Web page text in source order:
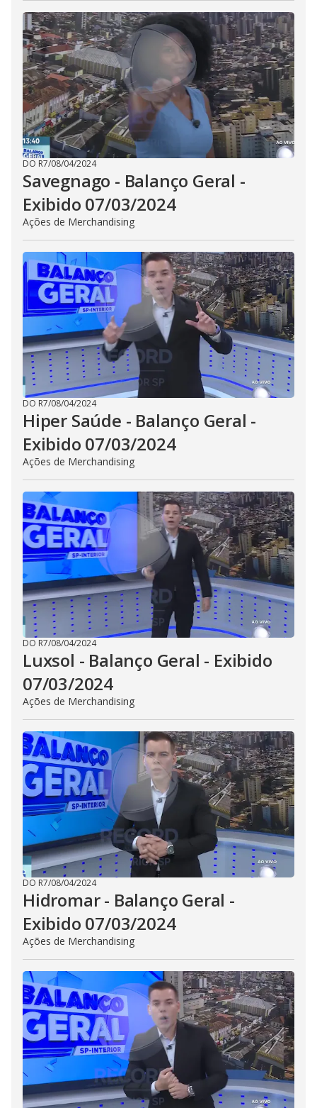
DO R7/08/04/2024
Savegnago - Balanço Geral -
Exibido 07/03/2024
Ações de Merchandising
DO R7/08/04/2024
Hiper Saúde - Balanço Geral -
Exibido 07/03/2024
Ações de Merchandising
DO R7/08/04/2024
Luxsol - Balanço Geral - Exibido
07/03/2024
Ações de Merchandising
DO R7/08/04/2024
Hidromar - Balanço Geral -
Exibido 07/03/2024
Ações de Merchandising